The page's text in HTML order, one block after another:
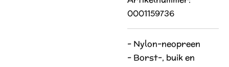
0001159736
- Nylon-neopreen
- Borst-, buik en